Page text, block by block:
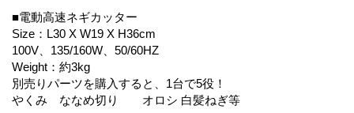
■電動高速ネギカッター
Size：L30 X W19 X H36cm
100V、135/160W、50/60HZ
Weight：約3kg
別売りパーツを購入すると、1台で5役！
やくみ ななめ切り オロシ 白髪ねぎ等